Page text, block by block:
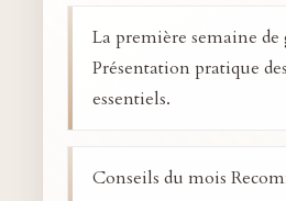
La première semaine de
Présentation pratique
essentiels.
Conseils du mois